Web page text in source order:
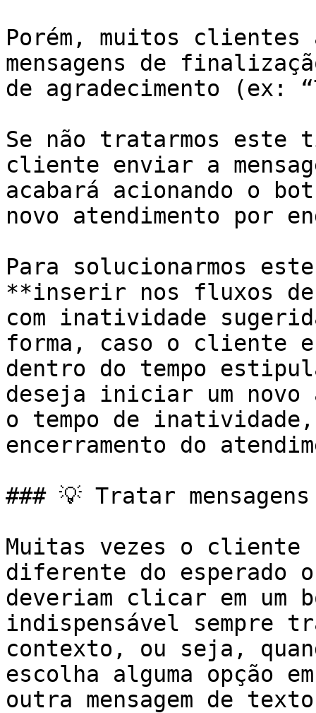
Porém, muitos clientes
mensagens de
de agradecimento (ex:
Se não tratarmos este
cliente enviar a
acabará acionando o
novo atendimento por
Para solucionarmos
**inserir nos fluxos
com inatividade
forma, caso o cliente
dentro do tempo
deseja iniciar um novo
o tempo de inatividade,
encerramento do
### 💡 Tratar
Muitas vezes o cliente
diferente do esperado
deveriam clicar em um
indispensável sempre
contexto, ou seja,
escolha alguma opção
outra mensagem de